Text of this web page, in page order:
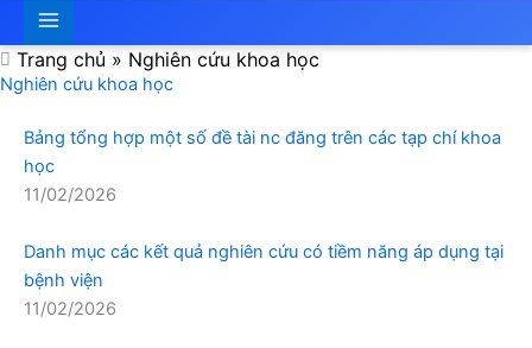
Trang chủ » Nghiên cứu khoa học
Nghiên cứu khoa học
Bảng tổng hợp một số đề tài nc đăng trên các tạp chí khoa
học
11/02/2026
Danh mục các kết quả nghiên cứu có tiềm năng áp dụng tại
bệnh viện
11/02/2026